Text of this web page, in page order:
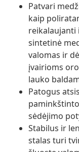
Patvari
kaip
reikalaujanti
sintetinė
valomas ir
įvairioms
lauko
Patogus
sėdėjimo
Stabilus ir
stalas turi